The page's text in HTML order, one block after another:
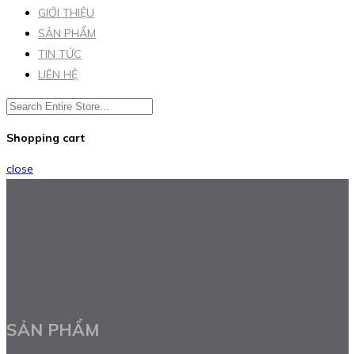
GIỚI THIỆU
SẢN PHẨM
TIN TỨC
LIÊN HỆ
Shopping cart
close
SẢN PHẨM